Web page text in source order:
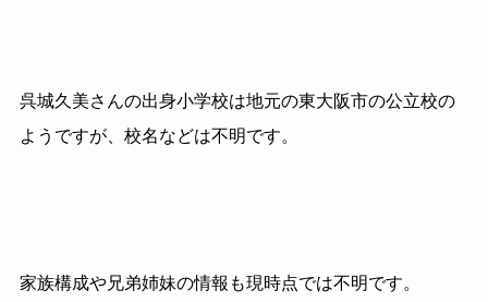
呉城久美さんの出身小学校は地元の東大阪市の公立校の
ようですが、校名などは不明です。
家族構成や兄弟姉妹の情報も現時点では不明です。